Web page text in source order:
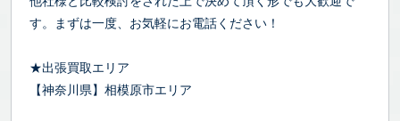
す。まずは一度、お気軽にお電話ください！
★出張買取エリア
【神奈川県】相模原市エリア